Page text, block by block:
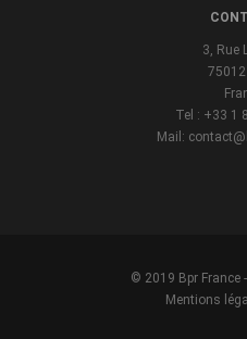
3, Rue
Tel : +33 1
Mail:
© 2019 Bpr France
Mentions